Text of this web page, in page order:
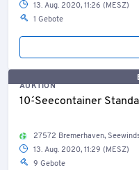
13. Aug. 2020, 11:26 (MESZ)
1 Gebote
AUKTION
10´-Seecontainer
27572 Bremerhaven, Seewindstr. 4/
13. Aug. 2020, 11:29 (MESZ)
9 Gebote